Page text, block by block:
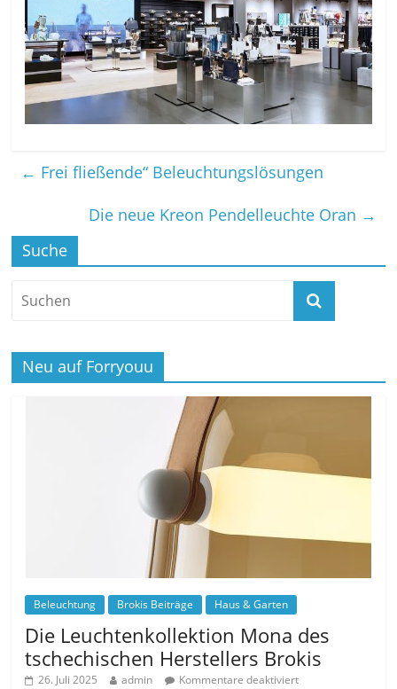
← Frei fließende“ Beleuchtungslösungen
Die neue Kreon Pendelleuchte Oran →
Suche
Neu auf Forryouu
Beleuchtung Brokis Beiträge Haus & Garten
Die Leuchtenkollektion Mona des
tschechischen Herstellers Brokis
26. Juli 2025 admin Kommentare deaktiviert